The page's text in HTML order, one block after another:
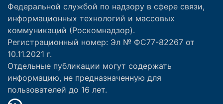
Федеральной службой по надзору в сфере связи,
информационных технологий и массовых
коммуникаций (Роскомнадзор).
Регистрационный номер: Эл № ФС77-82267 от
10.11.2021 г.
Отдельные публикации могут содержать
информацию, не предназначенную для
пользователей до 16 лет.